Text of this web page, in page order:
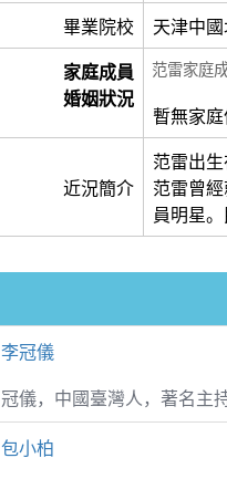
畢業院校 天津中
家庭成員
婚姻狀況
范雷家庭
暫無家庭
近況簡介
范雷出
范雷曾
員明星
李冠儀
冠儀，中國臺灣人，著名主
包小柏